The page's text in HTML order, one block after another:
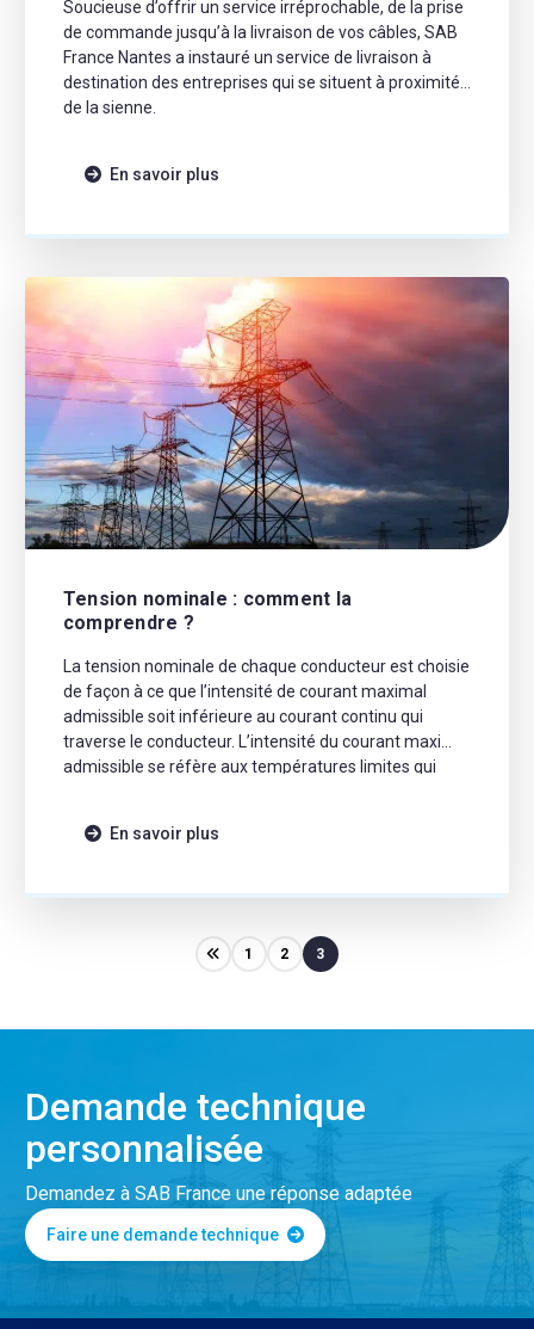
Soucieuse d’offrir un service irréprochable, de la prise
de commande jusqu’à la livraison de vos câbles, SAB
France Nantes a instauré un service de livraison à
destination des entreprises qui se situent à proximité
de la sienne.
En savoir plus
Tension nominale : comment la
comprendre ?
La tension nominale de chaque conducteur est choisie
de façon à ce que l’intensité de courant maximal
admissible soit inférieure au courant continu qui
traverse le conducteur. L’intensité du courant maxi
admissible se réfère aux températures limites qui
En savoir plus
1 2 3
Demande technique
personnalisée
Demandez à SAB France une réponse adaptée
Faire une demande technique